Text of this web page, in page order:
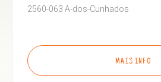
2560-063 A-dos-Cunhados
MAIS INFO